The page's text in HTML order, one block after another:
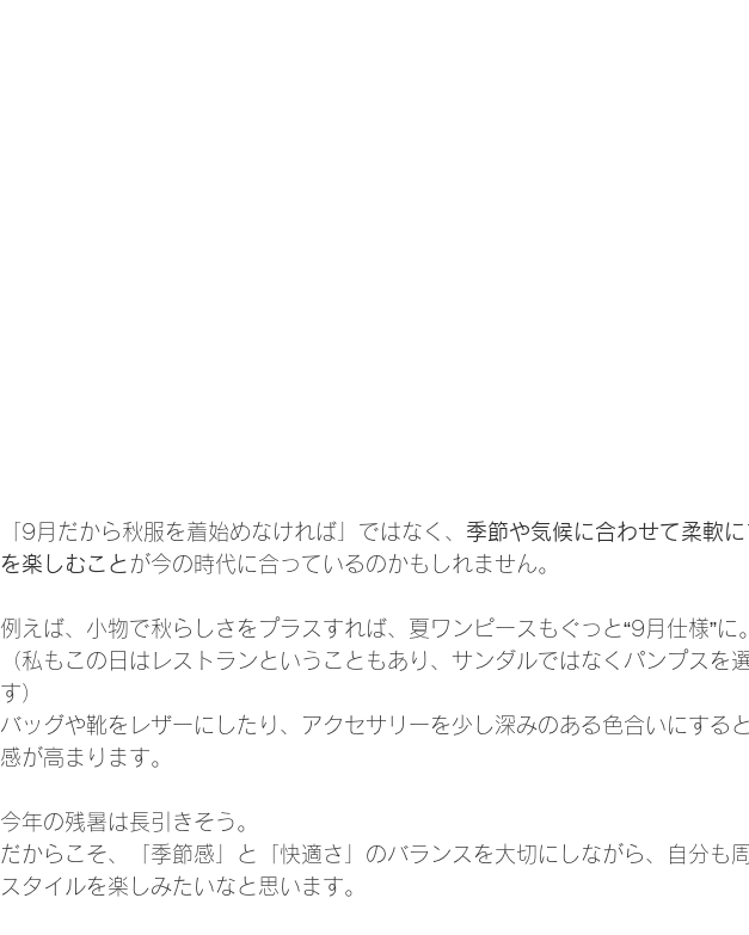
「9月だから秋服を着始めなければ」ではなく、 季節や気候に合わせて柔軟
を楽しむこと が今の時代に合っているのかもしれません。
例えば、小物で秋らしさをプラスすれば、夏ワンピースもぐっと“9月仕様”に。
（私もこの日はレストランということもあり、サンダルではなくパンプスを
す）
バッグや靴をレザーにしたり、アクセサリーを少し深みのある色合いにする
感が高まります。
今年の残暑は長引きそう。
だからこそ、「季節感」と「快適さ」のバランスを大切にしながら、自分も
スタイルを楽しみたいなと思います。